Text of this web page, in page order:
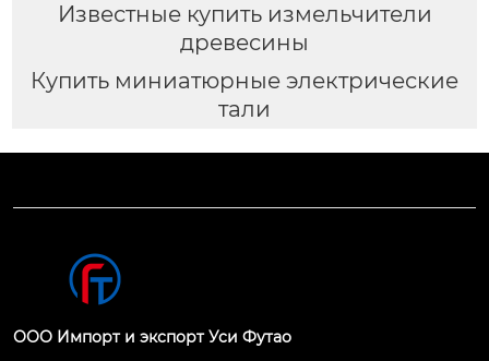
Известные купить измельчители
древесины
Купить миниатюрные электрические
тали
ООО Импорт и экспорт Уси Футао